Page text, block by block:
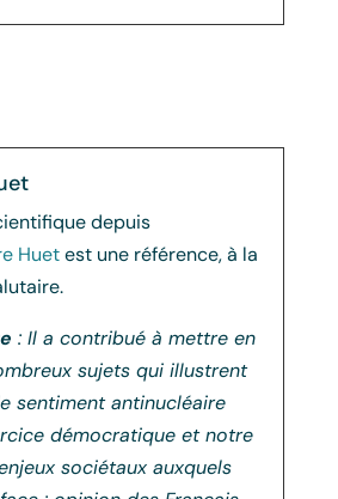
depuis
Huet est une référence, à la
: Il a contribué à mettre en
sujets qui illustrent
sentiment antinucléaire
démocratique et notre
sociétaux auxquels